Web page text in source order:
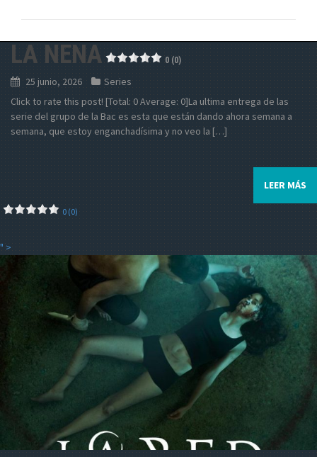
LA NENA 0 (0)
25 junio, 2026
Series
Click to rate this post! [Total: 0 Average: 0]La ultima entrega de las
serie del grupo de la Bac es esta que están dando ahora semana a
semana, que estoy enganchadísima y no veo la […]
LEER MÁS
0 (0)
" >